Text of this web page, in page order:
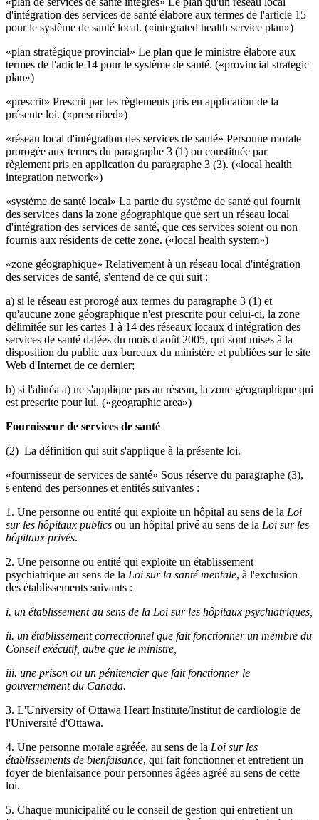
d'intégration des services de santé élabore aux termes de l'article 15
pour le système de santé local. («integrated health service plan»)
«plan stratégique provincial» Le plan que le ministre élabore aux
termes de l'article 14 pour le système de santé. («provincial strategic
plan»)
«prescrit» Prescrit par les règlements pris en application de la
présente loi. («prescribed»)
«réseau local d'intégration des services de santé» Personne morale
prorogée aux termes du paragraphe 3 (1) ou constituée par
règlement pris en application du paragraphe 3 (3). («local health
integration network»)
«système de santé local» La partie du système de santé qui fournit
des services dans la zone géographique que sert un réseau local
d'intégration des services de santé, que ces services soient ou non
fournis aux résidents de cette zone. («local health system»)
«zone géographique» Relativement à un réseau local d'intégration
des services de santé, s'entend de ce qui suit :
a) si le réseau est prorogé aux termes du paragraphe 3 (1) et
qu'aucune zone géographique n'est prescrite pour celui-ci, la zone
délimitée sur les cartes 1 à 14 des réseaux locaux d'intégration des
services de santé datées du mois d'août 2005, qui sont mises à la
disposition du public aux bureaux du ministère et publiées sur le site
Web d'Internet de ce dernier;
b) si l'alinéa a) ne s'applique pas au réseau, la zone géographique qui
est prescrite pour lui. («geographic area»)
Fournisseur de services de santé
(2) La définition qui suit s'applique à la présente loi.
«fournisseur de services de santé» Sous réserve du paragraphe (3),
s'entend des personnes et entités suivantes :
1. Une personne ou entité qui exploite un hôpital au sens de la Loi
sur les hôpitaux publics ou un hôpital privé au sens de la Loi sur les
hôpitaux privés.
2. Une personne ou entité qui exploite un établissement
psychiatrique au sens de la Loi sur la santé mentale, à l'exclusion
des établissements suivants :
i. un établissement au sens de la Loi sur les hôpitaux psychiatriques,
ii. un établissement correctionnel que fait fonctionner un membre du
Conseil exécutif, autre que le ministre,
iii. une prison ou un pénitencier que fait fonctionner le
gouvernement du Canada.
3. L'University of Ottawa Heart Institute/Institut de cardiologie de
l'Université d'Ottawa.
4. Une personne morale agréée, au sens de la Loi sur les
établissements de bienfaisance, qui fait fonctionner et entretient un
foyer de bienfaisance pour personnes âgées agréé au sens de cette
loi.
5. Chaque municipalité ou le conseil de gestion qui entretient un